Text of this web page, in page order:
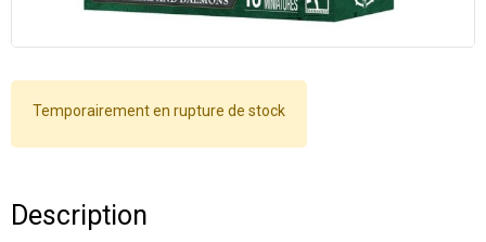
Temporairement en rupture de stock
Description